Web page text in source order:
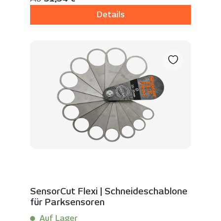
Details
SensorCut Flexi | Schneideschablone
für Parksensoren
Auf Lager